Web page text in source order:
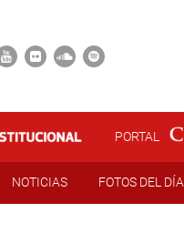
PORTAL
NOTICIAS FOTOS DEL DÍA